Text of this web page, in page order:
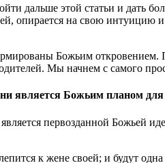
дальше этой статьи и дать
опирается на свою интуицию
Божьим откровением.
Мы начнем с самого
является Божьим планом для
первозданной Божьей
к жене своей; и будут